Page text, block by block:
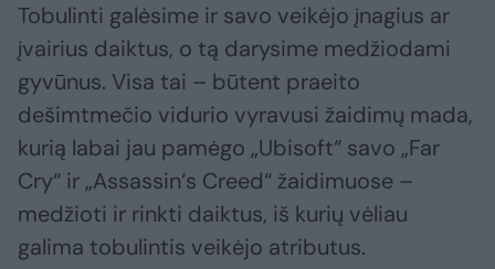
Tobulinti galėsime ir savo veikėjo įnagius ar
įvairius daiktus, o tą darysime medžiodami
gyvūnus. Visa tai – būtent praeito
dešimtmečio vidurio vyravusi žaidimų mada,
kurią labai jau pamėgo „Ubisoft“ savo „Far
Cry“ ir „Assassin‘s Creed“ žaidimuose –
medžioti ir rinkti daiktus, iš kurių vėliau
galima tobulintis veikėjo atributus.